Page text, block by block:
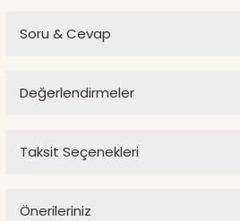
Soru & Cevap
Değerlendirmeler
Taksit Seçenekleri
Önerileriniz